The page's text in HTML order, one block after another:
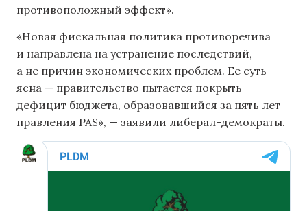
противоположный эффект».
«Новая фискальная политика противоречива
и направлена ​​на устранение последствий,
а не причин экономических проблем. Ее суть
ясна — правительство пытается покрыть
дефицит бюджета, образовавшийся за пять лет
правления PAS», — заявили либерал-демократы.